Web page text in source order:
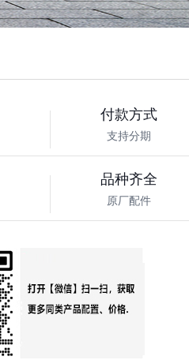
付款方式
支持分期
品种齐全
原厂配件